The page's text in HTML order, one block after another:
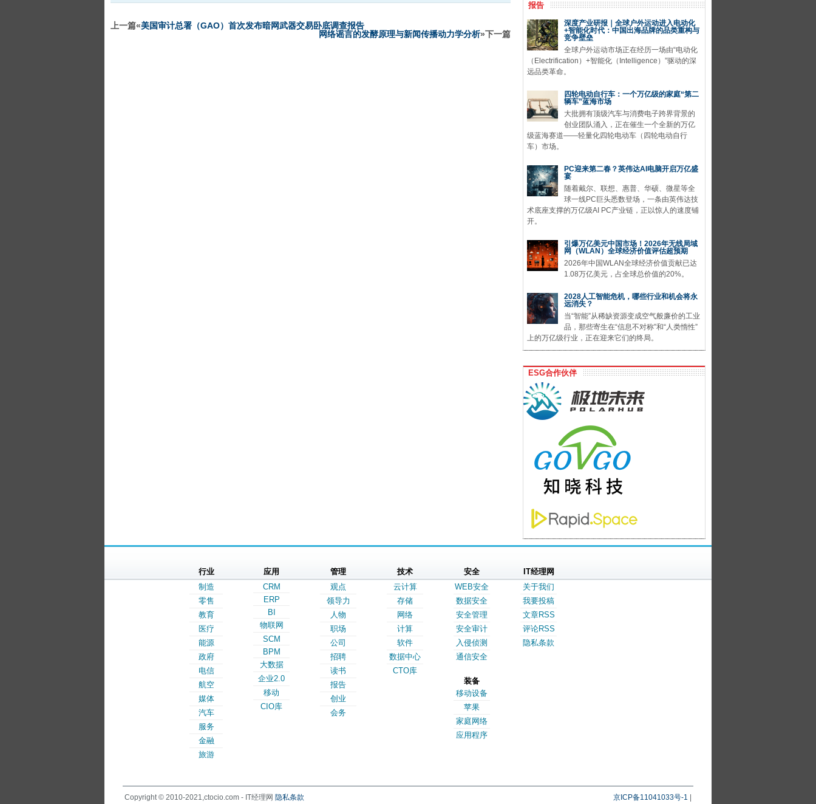
上一篇«美国审计总署（GAO）首次发布暗网武器交易卧底调查报告
网络谣言的发酵原理与新闻传播动力学分析»下一篇
报告
深度产业研报｜全球户外运动进入电动化
+智能化时代：中国出海品牌的品类重构与
竞争壁垒
全球户外运动市场正在经历一场由“电动化
（Electrification）+智能化（Intelligence）”驱动的深
远品类革命。
四轮电动自行车：一个万亿级的家庭“第二
辆车”蓝海市场
大批拥有顶级汽车与消费电子跨界背景的
创业团队涌入，正在催生一个全新的万亿
级蓝海赛道——轻量化四轮电动车（四轮电动自行
车）市场。
PC迎来第二春？英伟达AI电脑开启万亿盛
宴
随着戴尔、联想、惠普、华硕、微星等全
球一线PC巨头悉数登场，一条由英伟达技
术底座支撑的万亿级AI PC产业链，正以惊人的速度铺
开。
引爆万亿美元中国市场！2026年无线局域
网（WLAN）全球经济价值评估超预期
2026年中国WLAN全球经济价值贡献已达
1.08万亿美元，占全球总价值的20%。
2028人工智能危机，哪些行业和机会将永
远消失？
当“智能”从稀缺资源变成空气般廉价的工业
品，那些寄生在“信息不对称”和“人类惰性”
上的万亿级行业，正在迎来它们的终局。
ESG合作伙伴
行业
制造
零售
教育
医疗
能源
政府
电信
航空
媒体
汽车
服务
金融
旅游
应用
CRM
ERP
BI
物联网
SCM
BPM
大数据
企业2.0
移动
CIO库
管理
观点
领导力
人物
职场
公司
招聘
读书
报告
创业
会务
技术
云计算
存储
网络
计算
软件
数据中心
CTO库
安全
WEB安全
数据安全
安全管理
安全审计
入侵侦测
通信安全
装备
移动设备
苹果
家庭网络
应用程序
IT经理网
关于我们
我要投稿
文章RSS
评论RSS
隐私条款
Copyright © 2010-2021,ctocio.com - IT经理网 隐私条款 京ICP备11041033号-1